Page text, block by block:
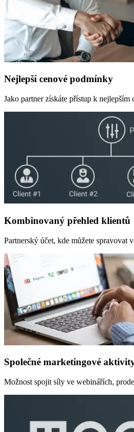
Nejlepší cenové podmínky
Jako partner získáte přístup k
Kombinovaný přehled klientů
Partnerský účet, kde můžete spravovat
Společné marketingové
Možnost spojit síly ve webinářích,